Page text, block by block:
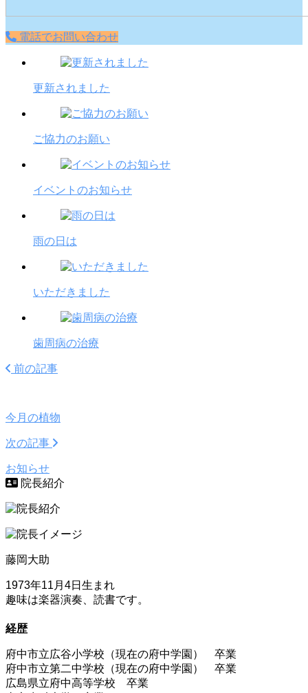
電話でお問い合わせ
更新されました
ご協力のお願い
イベントのお知らせ
雨の日は
いただきました
歯周病の治療
前の記事
今月の植物
次の記事
お知らせ
院長紹介
藤岡大助
1973年11月4日生まれ
趣味は楽器演奏、読書です。
経歴
府中市立広谷小学校（現在の府中学園） 卒業
府中市立第二中学校（現在の府中学園） 卒業
広島県立府中高等学校 卒業